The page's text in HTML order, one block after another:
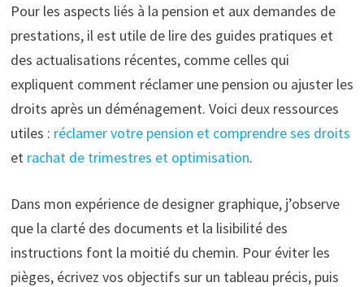
Pour les aspects liés à la pension et aux demandes de
prestations, il est utile de lire des guides pratiques et
des actualisations récentes, comme celles qui
expliquent comment réclamer une pension ou ajuster les
droits après un déménagement. Voici deux ressources
utiles : réclamer votre pension et comprendre ses droits
et rachat de trimestres et optimisation.
Dans mon expérience de designer graphique, j’observe
que la clarté des documents et la lisibilité des
instructions font la moitié du chemin. Pour éviter les
pièges, écrivez vos objectifs sur un tableau précis, puis